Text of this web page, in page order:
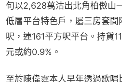
旬以2,628萬沽出北角柏傲山
低層平台特色戶，屬三房套間
呎，連161平方呎平台。持貨
元或約0.9%。
至於陳偉霆本人早年透過歌